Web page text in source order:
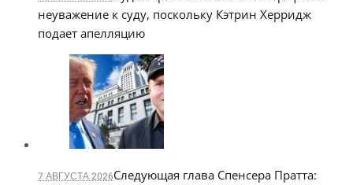
неуважение к суду, поскольку Кэтрин Херридж
подает апелляцию
7 АВГУСТА 2026Следующая глава Спенсера Пратта: